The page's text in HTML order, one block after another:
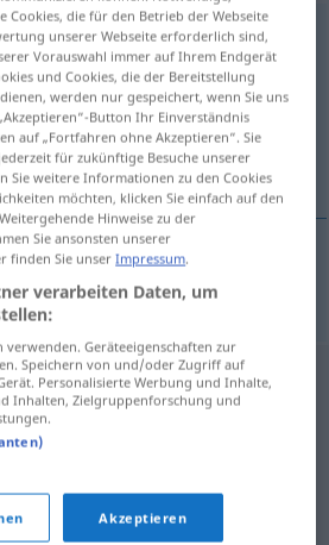
>
anklicken/antippen)
Cookies, die für den Betrieb der Webseite
unserer Webseite erforderlich sind,
Vorauswahl immer auf Ihrem Endgerät
und Cookies, die der Bereitstellung
werden nur gespeichert, wenn Sie uns
Button Ihr Einverständnis
auf „Fortfahren ohne Akzeptieren“. Sie
für zukünftige Besuche unserer
Sie weitere Informationen zu den Cookies
möchten, klicken Sie einfach auf den
Hinweise zu der
Sie ansonsten unserer
finden Sie unserImpressum.
verarbeiten Daten, um
verwenden. Geräteeigenschaften zur
Speichern von und/oder Zugriff auf
Personalisierte Werbung und Inhalte,
Inhalten, Zielgruppenforschung und
Akzeptieren